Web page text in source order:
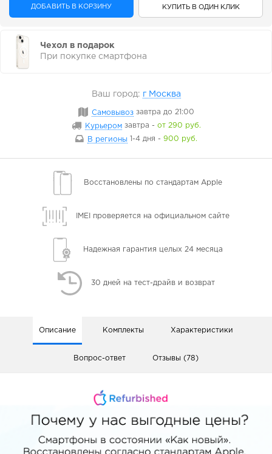
ДОБАВИТЬ В КОРЗИНУ КУПИТЬ В ОДИН КЛИК
Чехол в подарок
При покупке смартфона
Ваш город: г Москва
Самовывоз завтра до 21:00
Курьером завтра - от 290 руб.
В регионы
1-4 дня - 900 руб.
Восстановлены по стандартам Apple
IMEI проверяется на официальном сайте
Надежная гарантия целых 24 месяца
30 дней на тест-драйв и возврат
Описание Комплекты Характеристики
Вопрос-ответ Отзывы (78)